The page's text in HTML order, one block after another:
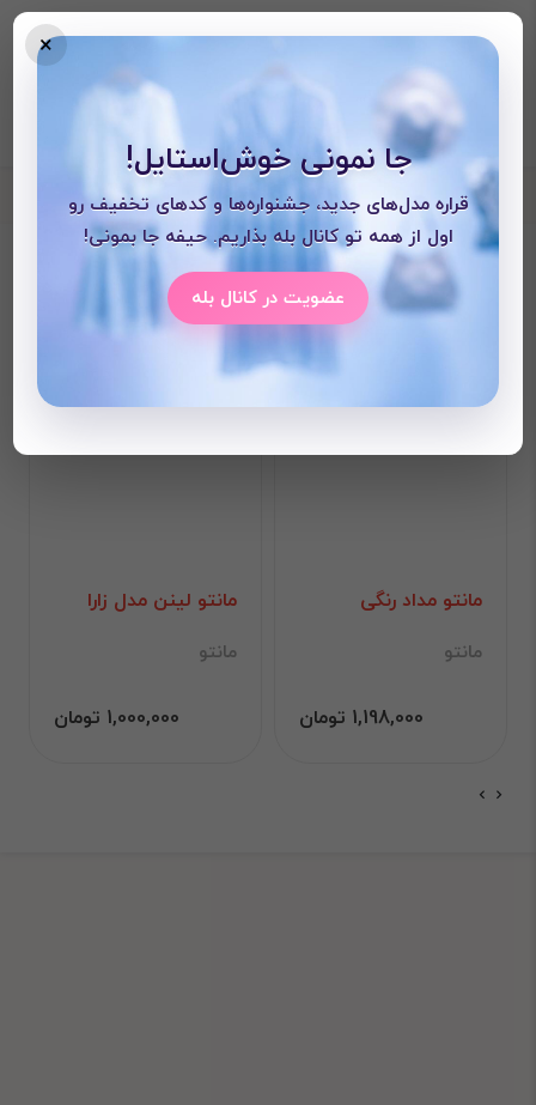
محصولات دیده شده
مانتو مداد رنگی
مانتو
1,198,000 تومان
مانتو لینن مدل زارا
مانتو
1,000,000 تومان
×
جا نمونی خوش‌استایل!
قراره مدل‌های جدید، جشنواره‌ها و کدهای تخفیف رو
اول از همه تو کانال بله بذاریم. حیفه جا بمونی!
عضویت در کانال بله